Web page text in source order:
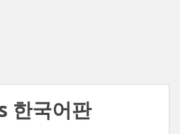
국어판